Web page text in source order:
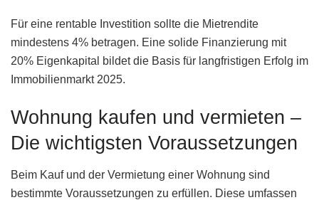
Für eine rentable Investition sollte die Mietrendite
mindestens 4% betragen. Eine solide Finanzierung mit
20% Eigenkapital bildet die Basis für langfristigen Erfolg im
Immobilienmarkt 2025.
Wohnung kaufen und vermieten –
Die wichtigsten Voraussetzungen
Beim Kauf und der Vermietung einer Wohnung sind
bestimmte Voraussetzungen zu erfüllen. Diese umfassen